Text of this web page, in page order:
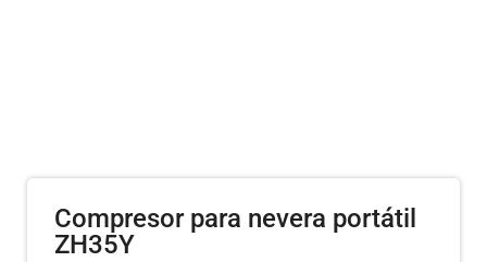
Compresor para nevera portátil
ZH35Y